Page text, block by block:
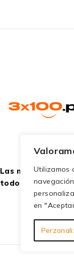
Utilizamos
en
Las mejores
todo público.